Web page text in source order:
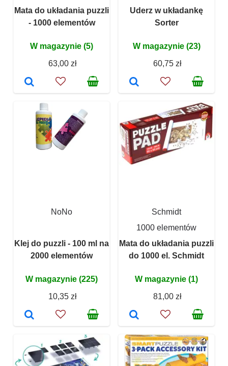
Mata do układania puzzli
- 1000 elementów
W magazynie (5)
63,00 zł
Uderz w układankę
Sorter
W magazynie (23)
60,75 zł
NoNo
Klej do puzzli - 100 ml na
2000 elementów
W magazynie (225)
10,35 zł
Schmidt
1000 elementów
Mata do układania puzzli
do 1000 el. Schmidt
W magazynie (1)
81,00 zł